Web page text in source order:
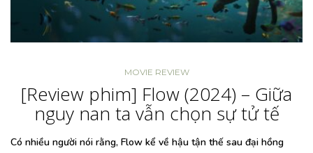
MOVIE REVIEW
[Review phim] Flow (2024) – Giữa
nguy nan ta vẫn chọn sự tử tế
Có nhiều người nói rằng, Flow kể về hậu tận thế sau đại hồng